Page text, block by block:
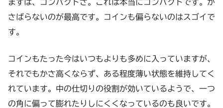
まずは、コンパクトさ。これは本当にコンパクトです。か
さばらないのが最高です。コインも偏らないのはスゴイで
す。
コインもたった今はいつもよりも多めに入っていますが、
それでもかさ高くならず、ある程度薄い状態を維持してく
れています。中の仕切りの役割が効いているようで、一つ
の角に偏って膨れたりしにくくなっているのも良いです。